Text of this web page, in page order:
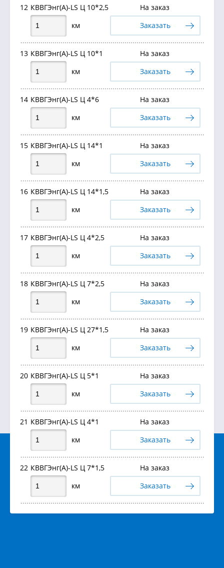
12 КВВГЭнг(А)-LS Ц 10*2,5
На заказ
км
Заказать
13 КВВГЭнг(А)-LS Ц 10*1
На заказ
км
Заказать
14 КВВГЭнг(А)-LS Ц 4*6
На заказ
км
Заказать
15 КВВГЭнг(А)-LS Ц 14*1
На заказ
км
Заказать
16 КВВГЭнг(А)-LS Ц 14*1,5
На заказ
км
Заказать
17 КВВГЭнг(А)-LS Ц 4*2,5
На заказ
км
Заказать
18 КВВГЭнг(А)-LS Ц 7*2,5
На заказ
км
Заказать
19 КВВГЭнг(А)-LS Ц 27*1,5
На заказ
км
Заказать
20 КВВГЭнг(А)-LS Ц 5*1
На заказ
км
Заказать
21 КВВГЭнг(А)-LS Ц 4*1
На заказ
км
Заказать
22 КВВГЭнг(А)-LS Ц 7*1,5
На заказ
км
Заказать